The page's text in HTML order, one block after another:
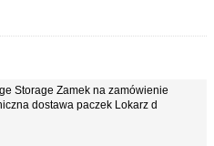
Storage Zamek na zamówienie
dostawa paczek Lokarz d